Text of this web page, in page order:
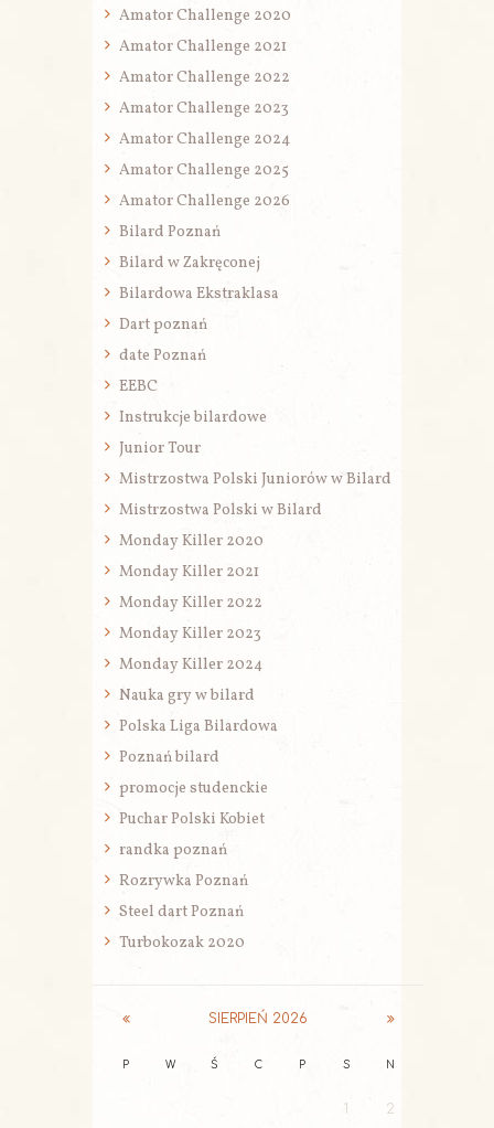
Amator Challenge 2020
Amator Challenge 2021
Amator Challenge 2022
Amator Challenge 2023
Amator Challenge 2024
Amator Challenge 2025
Amator Challenge 2026
Bilard Poznań
Bilard w Zakręconej
Bilardowa Ekstraklasa
Dart poznań
date Poznań
EEBC
Instrukcje bilardowe
Junior Tour
Mistrzostwa Polski Juniorów w Bilard
Mistrzostwa Polski w Bilard
Monday Killer 2020
Monday Killer 2021
Monday Killer 2022
Monday Killer 2023
Monday Killer 2024
Nauka gry w bilard
Polska Liga Bilardowa
Poznań bilard
promocje studenckie
Puchar Polski Kobiet
randka poznań
Rozrywka Poznań
Steel dart Poznań
Turbokozak 2020
SIERPIEŃ 2026
P W Ś C P S N
2